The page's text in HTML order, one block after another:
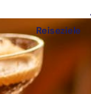
Reiseziele